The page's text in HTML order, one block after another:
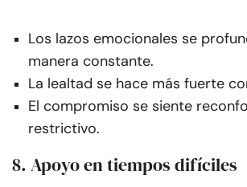
Los lazos emocionales se
manera constante.
La lealtad se hace más fuerte
El compromiso se siente
restrictivo.
8. Apoyo en tiempos difíciles